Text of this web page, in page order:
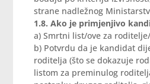
strane nadležnog
1.8. Ako je primjenjivo
a) Smrtni list/ove za
b) Potvrdu da je kandidat
roditelja (što se dokazuje
listom za preminulog